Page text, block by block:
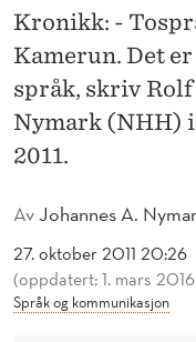
S
K
F
O
R
V
D
M
E
N
Y
T
S
T
E
E
Ekspertutvalg
Om Bulletin
AvJohannes A.
27. oktober 2011 20:26
(oppdatert: 1. mars
Språk og kommunikasjon
Kronikk: -
Kamerun. Det
språk, skriv
Nymark (NHH) i
2011.